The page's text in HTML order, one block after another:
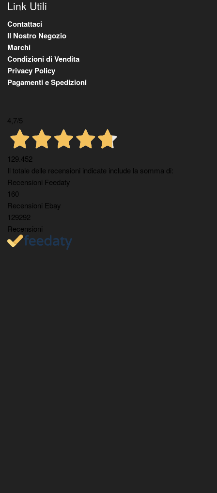
Link Utili
Contattaci
Il Nostro Negozio
Marchi
Condizioni di Vendita
Privacy Policy
Pagamenti e Spedizioni
4,7/5
129.452
Il totale delle recensioni indicate include la somma di:
Recensioni Feedaty
160
Recensioni Ebay
129292
Recensioni